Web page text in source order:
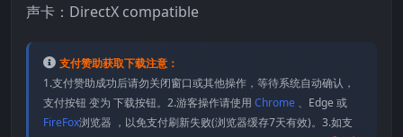
声卡：DirectX compatible
支付赞助获取下载注意：
1.支付赞助成功后请勿关闭窗口或其他操作，等待系统自动确认，
支付按钮 变为 下载按钮。2.游客操作请使用 Chrome 、Edge 或
FireFox浏览器 ，以免支付刷新失败(浏览器缓存7天有效)。3.如支